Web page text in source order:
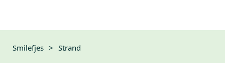
Smilefjes > Strand